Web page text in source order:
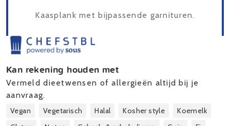
Kaasplank met bijpassende garnituren.
Kan rekening houden met
Vermeld dieetwensen of allergieën altijd bij je
aanvraag.
Vegan Vegetarisch Halal Kosher style
Koemelk